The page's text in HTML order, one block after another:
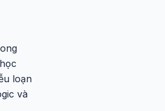
loạn
và